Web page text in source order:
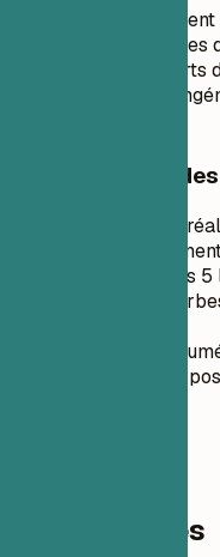
Agent de support
résolution efficace
recueillir des
avec les équipes
Conseils rapides
Quantifiez vos
exemple,
Restez sous les
Utilisez des
Adaptez le
description du
Compétences